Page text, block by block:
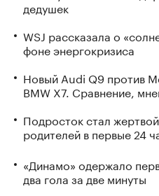
дедушек
WSJ рассказала о
фоне энергокризиса
Новый Audi Q9 против
BMW X7. Сравнение,
Подросток стал
родителей в первые 24
«Динамо» одержало
два гола за две минуты